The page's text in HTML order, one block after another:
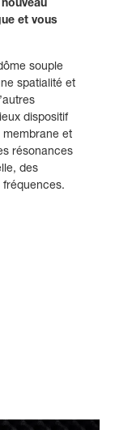
et vous
souple
spatialité et
dispositif
membrane et
résonances
des
fréquences.